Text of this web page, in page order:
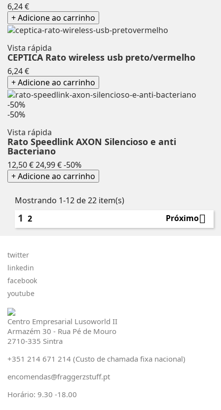
6,24 €Preço
+ Adicione ao carrinho
Vista rápida
CEPTICA Rato wireless usb preto/vermelho
6,24 €Preço
+ Adicione ao carrinho
-50%
-50%
Vista rápida
Rato Speedlink AXON Silencioso e anti
Bacteriano
12,50 € Preço
normal
24,99 €-50%Preço
+ Adicione ao carrinho
Mostrando 1-12 de 22 item(s)
1 2 Próximo
twitter
linkedin
facebook
youtube
Centro Empresarial Lusoworld II
Armazém 30 - Rua Pé de Mouro
2710-335 Sintra
+351 214 671 214 (Custo de chamada fixa nacional)
encomendas@fraggerzstuff.pt
Horário: 9.30 -18.00